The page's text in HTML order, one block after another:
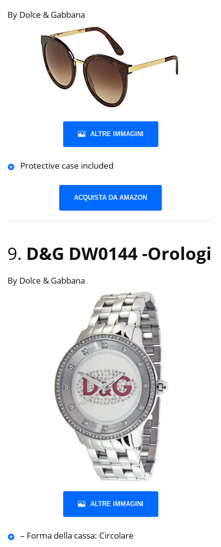
By Dolce & Gabbana
ALTRE IMMAGINI
Protective case included
ACQUISTA DA AMAZON
9. D&G DW0144 -Orologi
By Dolce & Gabbana
ALTRE IMMAGINI
– Forma della cassa: Circolare